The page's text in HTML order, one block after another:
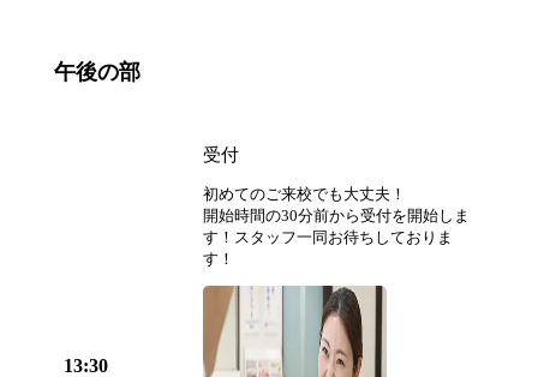
午後の部
13:30
受付
初めてのご来校でも大丈夫！
開始時間の30分前から受付を開始しま
す！スタッフ一同お待ちしておりま
す！